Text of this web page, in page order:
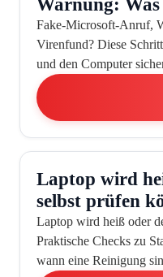
Warnung:
Fake-Microsoft-Anruf,
Virenfund? Diese
und den Computer
Laptop wird
selbst prüfen
Laptop wird heiß oder
Praktische Checks zu
wann eine Reinigung